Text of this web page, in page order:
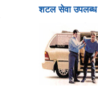
शटल सेवा उपलब्ध